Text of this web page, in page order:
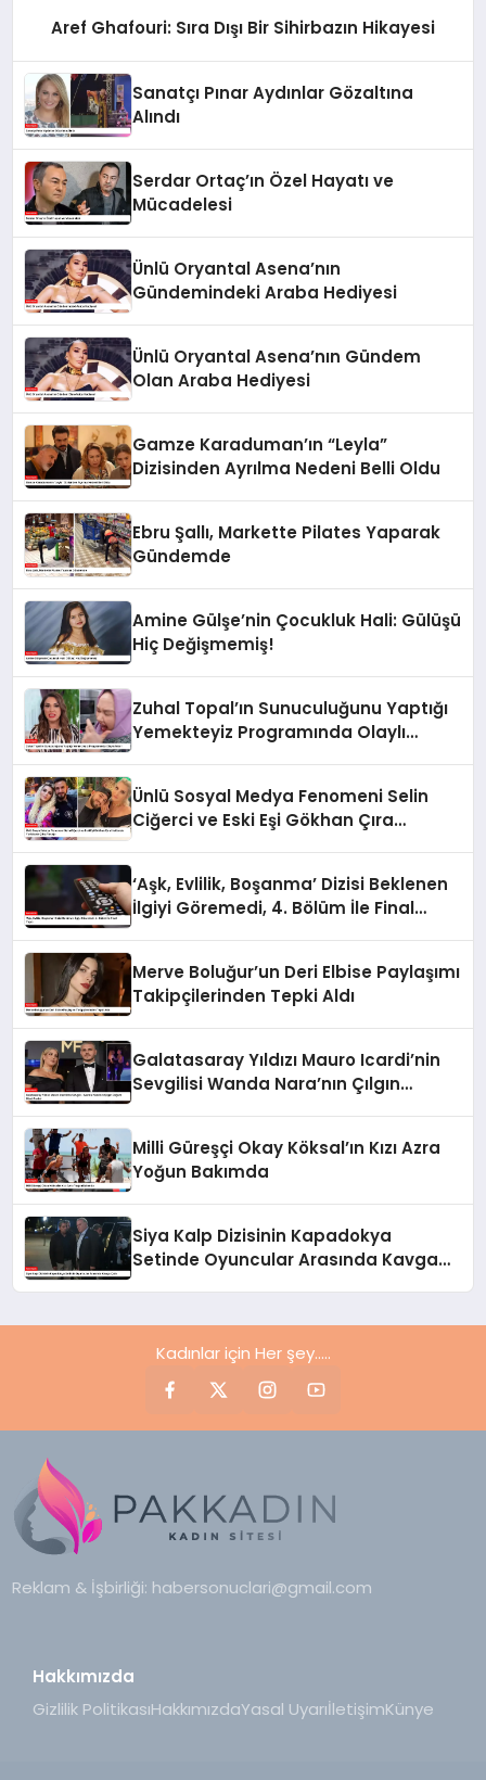
Aref Ghafouri: Sıra Dışı Bir Sihirbazın Hikayesi
Sanatçı Pınar Aydınlar Gözaltına
Alındı
Serdar Ortaç’ın Özel Hayatı ve
Mücadelesi
Ünlü Oryantal Asena’nın
Gündemindeki Araba Hediyesi
Ünlü Oryantal Asena’nın Gündem
Olan Araba Hediyesi
Gamze Karaduman’ın “Leyla”
Dizisinden Ayrılma Nedeni Belli Oldu
Ebru Şallı, Markette Pilates Yaparak
Gündemde
Amine Gülşe’nin Çocukluk Hali: Gülüşü
Hiç Değişmemiş!
Zuhal Topal’ın Sunuculuğunu Yaptığı
Yemekteyiz Programında Olaylı
Ünlü Sosyal Medya Fenomeni Selin
Ciğerci ve Eski Eşi Gökhan Çıra
‘Aşk, Evlilik, Boşanma’ Dizisi Beklenen
İlgiyi Göremedi, 4. Bölüm İle Final
Merve Boluğur’un Deri Elbise Paylaşımı
Takipçilerinden Tepki Aldı
Galatasaray Yıldızı Mauro Icardi’nin
Sevgilisi Wanda Nara’nın Çılgın
Milli Güreşçi Okay Köksal’ın Kızı Azra
Yoğun Bakımda
Siya Kalp Dizisinin Kapadokya
Setinde Oyuncular Arasında Kavga
Kadınlar için Her şey.....
Reklam & İşbirliği: habersonuclari@gmail.com
Hakkımızda
Gizlilik PolitikasıHakkımızdaYasal UyarıİletişimKünye